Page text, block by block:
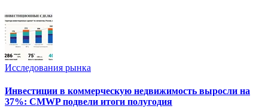
Исследования рынка
Инвестиции в коммерческую недвижимость выросли на
37%: CMWP подвели итоги полугодия